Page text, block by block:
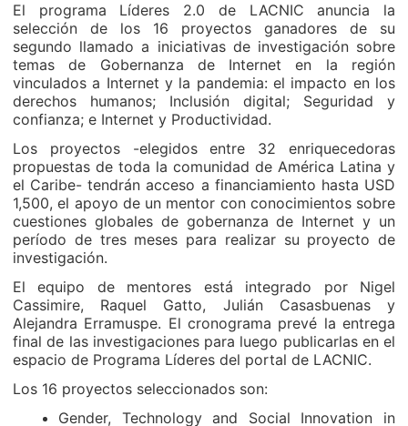
El programa Líderes 2.0 de LACNIC anuncia la
selección de los 16 proyectos ganadores de su
segundo llamado a iniciativas de investigación sobre
temas de Gobernanza de Internet en la región
vinculados a Internet y la pandemia: el impacto en los
derechos humanos; Inclusión digital; Seguridad y
confianza; e Internet y Productividad.
Los proyectos -elegidos entre 32 enriquecedoras
propuestas de toda la comunidad de América Latina y
el Caribe- tendrán acceso a financiamiento hasta USD
1,500, el apoyo de un mentor con conocimientos sobre
cuestiones globales de gobernanza de Internet y un
período de tres meses para realizar su proyecto de
investigación.
El equipo de mentores está integrado por Nigel
Cassimire, Raquel Gatto, Julián Casasbuenas y
Alejandra Erramuspe. El cronograma prevé la entrega
final de las investigaciones para luego publicarlas en el
espacio de Programa Líderes del portal de LACNIC.
Los 16 proyectos seleccionados son:
Gender, Technology and Social Innovation in